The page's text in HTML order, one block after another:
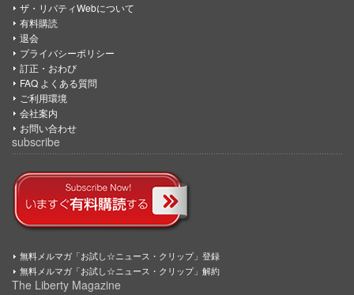
ザ・リバティWebについて
有料購読
退会
プライバシーポリシー
訂正・おわび
FAQ よくある質問
ご利用環境
会社案内
お問い合わせ
subscribe
無料メルマガ「お試し☆ニュース・クリップ」登録
無料メルマガ「お試し☆ニュース・クリップ」解約
The Liberty Magazine